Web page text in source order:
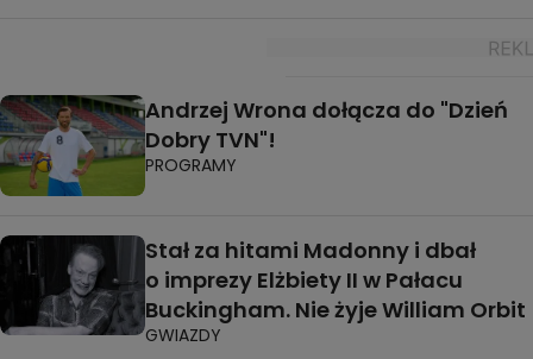
Andrzej Wrona dołącza do "Dzień
Dobry TVN"!
PROGRAMY
Stał za hitami Madonny i dbał
o imprezy Elżbiety II w Pałacu
Buckingham. Nie żyje William Orbit
GWIAZDY